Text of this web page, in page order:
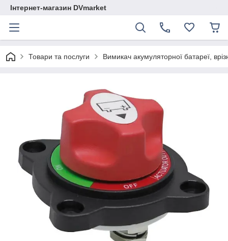
Інтернет-магазин DVmarket
Товари та послуги Вимикач акумуляторної батареї,